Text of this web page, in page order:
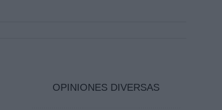
OPINIONES DIVERSAS